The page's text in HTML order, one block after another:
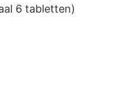
6 tabletten)